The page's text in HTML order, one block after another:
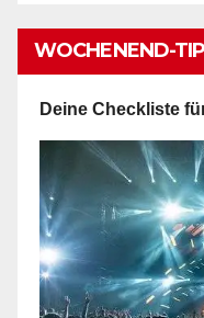
WOCHENEND-
Deine Checkliste